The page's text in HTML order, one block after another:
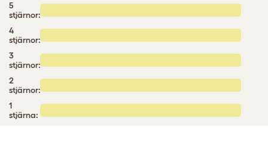
5
stjärnor:
4
stjärnor:
3
stjärnor:
2
stjärnor:
1
stjärna: